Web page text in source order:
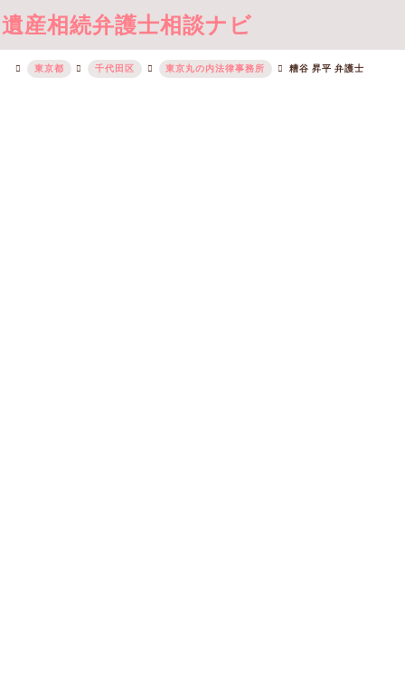
遺産相続弁護士相談ナビ
東京都 千代田区 東京丸の内法律事務所 糟谷 昇平 弁護士